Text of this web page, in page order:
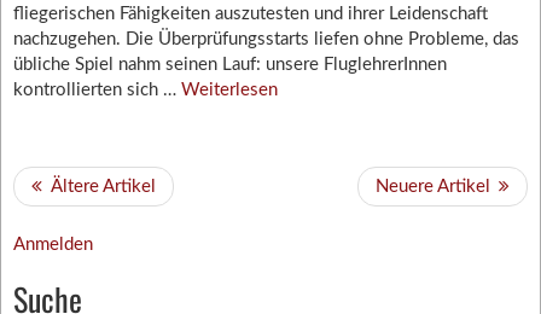
fliegerischen Fähigkeiten auszutesten und ihrer Leidenschaft
nachzugehen. Die Überprüfungsstarts liefen ohne Probleme, das
übliche Spiel nahm seinen Lauf: unsere FluglehrerInnen
kontrollierten sich … Weiterlesen
Ältere Artikel Neuere Artikel
Anmelden
Suche